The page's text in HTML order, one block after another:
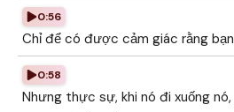
0:56
Chỉ để có được cảm giác rằng
0:58
Nhưng thực sự, khi nó đi xuống